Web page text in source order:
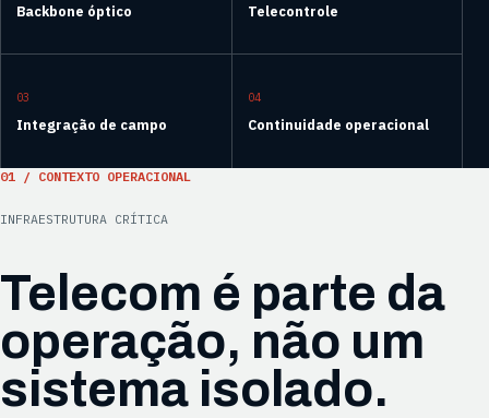
Backbone óptico Telecontrole
03
Integração de campo
04
Continuidade operacional
01 / CONTEXTO OPERACIONAL
INFRAESTRUTURA CRÍTICA
Telecom é parte da
operação, não um
sistema isolado.